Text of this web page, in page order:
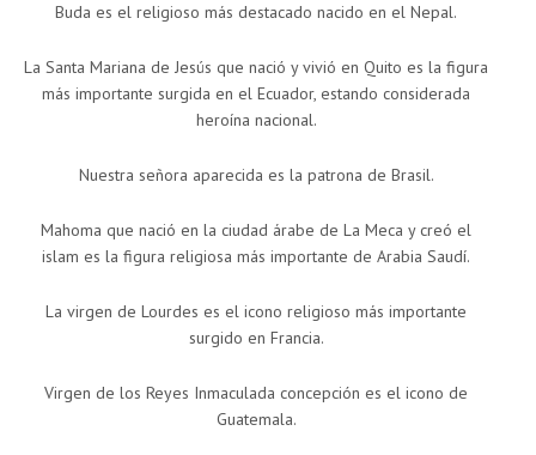
Buda es el religioso más destacado nacido en el Nepal.
La Santa Mariana de Jesús que nació y vivió en Quito es la figura
más importante surgida en el Ecuador, estando considerada
heroína nacional.
Nuestra señora aparecida es la patrona de Brasil.
Mahoma que nació en la ciudad árabe de La Meca y creó el
islam es la figura religiosa más importante de Arabia Saudí.
La virgen de Lourdes es el icono religioso más importante
surgido en Francia.
Virgen de los Reyes Inmaculada concepción es el icono de
Guatemala.